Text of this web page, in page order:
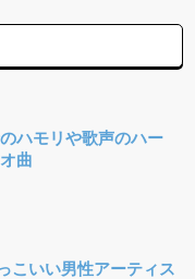
ハモリや歌声のハー
曲
こいい男性アーティス